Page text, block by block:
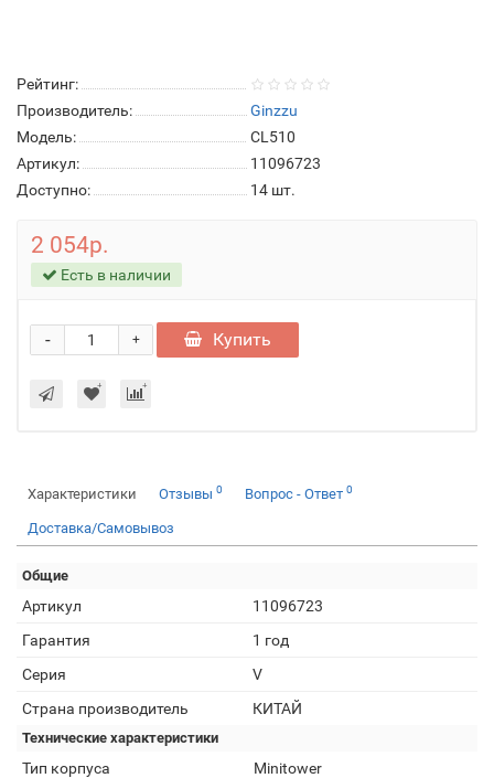
Рейтинг:
Производитель:
Ginzzu
Модель:
CL510
Артикул:
11096723
Доступно:
14 шт.
2 054р.
Есть в наличии
+
- Купить
Характеристики Отзывы 0 Вопрос - Ответ 0
Доставка/Самовывоз
Общие
Артикул
11096723
Гарантия
1 год
Серия
V
Страна производитель
КИТАЙ
Технические характеристики
Тип корпуса
Minitower